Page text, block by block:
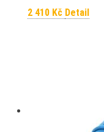
2 410 Kč Detail